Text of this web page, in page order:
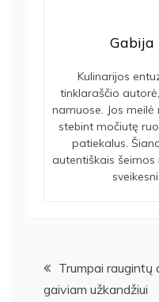
Gabija
Kulinarijos
tinklaraščio
namuose. Jos
stebint močiutę
patiekalus.
autentiškais šeimos
Navigacija
Trumpai raugintų
gaiviam užkandžiui